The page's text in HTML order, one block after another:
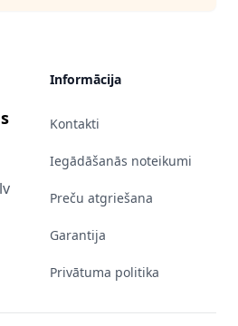
Informācija
Kontakti
Iegādāšanās noteikumi
Preču atgriešana
Garantija
Privātuma politika